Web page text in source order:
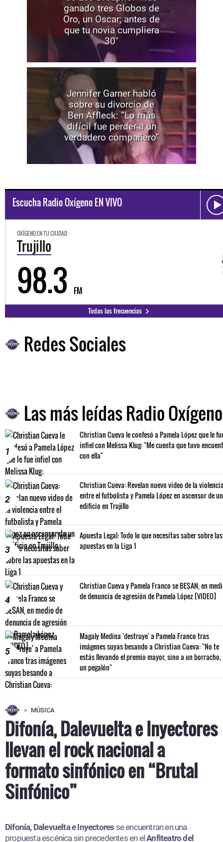
ganado tres Globos de
Oro, un Oscar; antes de
que tu novia cumpliera
30"
Jennifer Garner habló
sobre su divorcio de
Ben Affleck: “Lo más
difícil fue perder a un
verdadero compañero”
Escucha Radio Oxígeno EN VIVO
OXÍGENO EN TU CIUDAD
Trujillo
98.3 FM
Todas las frecuencias
Redes Sociales
Las más leídas Radio Oxígeno
1
Christian Cueva le confesó a Pamela López que le
infiel con Melissa Klug: "Me cuenta que tuvo
con ella"
2
Christian Cueva: Revelan nuevo video de la
entre el futbolista y Pamela López en ascensor de un
edificio en Trujillo
3
Apuesta Legal: Todo lo que necesitas saber sobre las
apuestas en la Liga 1
4
Christian Cueva y Pamela Franco se BESAN, en
de denuncia de agresión de Pamela López [VIDEO]
5
Magaly Medina 'destruye' a Pamela Franco tras
imágenes suyas besando a Christian Cueva: "No te
estás llevando el premio mayor, sino a un borracho,
un pegalón"
MÚSICA
Difonía, Dalevuelta e Inyectores
llevan el rock nacional a
formato sinfónico en “Brutal
Sinfónico”
Difonía, Dalevuelta e Inyectores se encuentran en una
propuesta escénica sin precedentes en elAnfiteatro del